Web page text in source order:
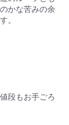
かな苦みの余
。
段もお手ごろ